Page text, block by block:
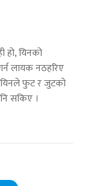
हो, यिनको
गर्न लायक नठहरिए
यिनले फुट र जुटको
सकिए ।